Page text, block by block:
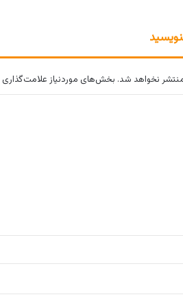
نخواهد شد. بخش‌های موردنیاز